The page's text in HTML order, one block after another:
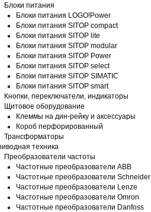
Блоки питания
Блоки питания LOGO!Power
Блоки питания SITOP сompact
Блоки питания SITOP lite
Блоки питания SITOP modular
Блоки питания SITOP Power
Блоки питания SITOP select
Блоки питания SITOP SIMATIC
Блоки питания SITOP smart
Кнопки, переключатели, индикаторы
Щитовое оборудование
Клеммы на дин-рейку и аксессуары
Короб перфорированный
Трансформаторы
техника
Преобразователи частоты
Частотные преобразователи ABB
Частотные преобразователи Schneider
Частотные преобразователи Lenze
Частотные преобразователи Omron
Частотные преобразователи Danfoss